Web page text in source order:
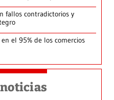
fallos contradictorios y
el 95% de los comercios